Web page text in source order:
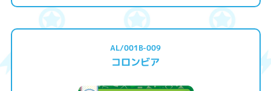
AL/001B-009
コロンビア